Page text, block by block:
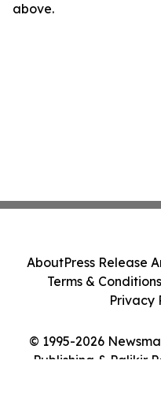
above.
© 1995-2026
Publishing & Palikir
AboutPress Release
Terms & Conditions
Privacy